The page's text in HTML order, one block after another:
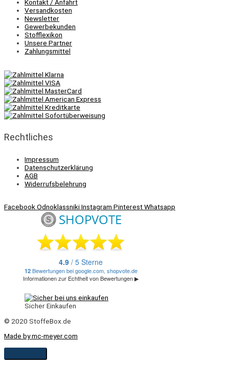
Kontakt / Anfahrt
Versandkosten
Newsletter
Gewerbekunden
Stofflexikon
Unsere Partner
Zahlungsmittel
Rechtliches
Impressum
Datenschutzerklärung
AGB
Widerrufsbelehrung
FacebookOdnoklassnikiInstagram PinterestWhatsapp
Sicher Einkaufen
© 2020 StoffeBox.de
Made by mc-meyer.com